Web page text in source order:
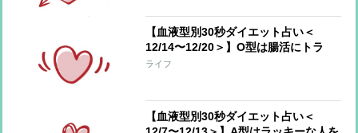
【血液型別30秒ダイエット占い＜
12/14〜12/20＞】O型は腸活にトラ
イ！AB型は成功した減量法を再開して
ライフ
【血液型別30秒ダイエット占い＜